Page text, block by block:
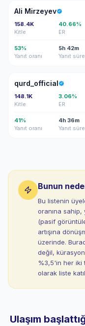
AM
Ali Mirzeyev
158.4K
Kitle
40.66%
ER
53%
Yanıt oranı
5h 42m
Yanıt
Q
qurd_official
148.1K
Kitle
3.06%
ER
41%
Yanıt oranı
4h 36m
Yanıt
Bunun
Bu listenin
oranına
(pasif
artışına
üzerinde.
değil,
%3,5'in her iki
olarak liste
Ulaşım